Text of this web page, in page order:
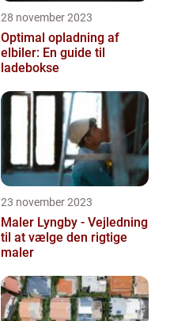
28 november 2023
Optimal opladning af
elbiler: En guide til
ladebokse
23 november 2023
Maler Lyngby - Vejledning
til at vælge den rigtige
maler